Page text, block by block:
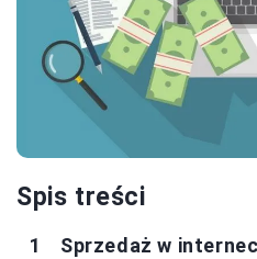
Spis treści
Sprzedaż w